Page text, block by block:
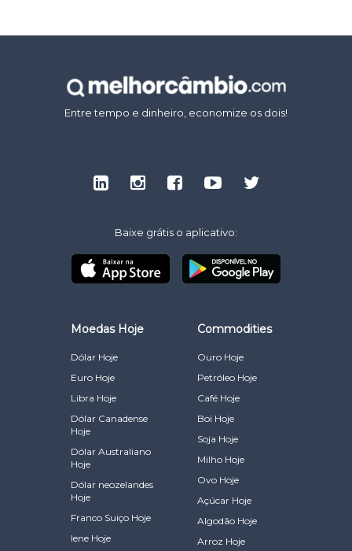
Entre tempo e dinheiro, economize os dois!
Baixe grátis o aplicativo:
Moedas Hoje
Dólar Hoje
Euro Hoje
Libra Hoje
Dólar Canadense
Hoje
Dólar Australiano
Hoje
Dólar neozelandes
Hoje
Franco Suiço Hoje
Iene Hoje
Commodities
Ouro Hoje
Petróleo Hoje
Café Hoje
Boi Hoje
Soja Hoje
Milho Hoje
Ovo Hoje
Açúcar Hoje
Algodão Hoje
Arroz Hoje